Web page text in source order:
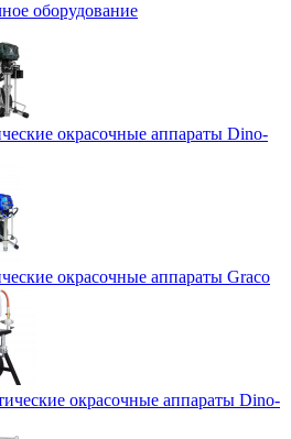
оборудование
окрасочные аппараты Dino-
окрасочные аппараты Graco
окрасочные аппараты Dino-